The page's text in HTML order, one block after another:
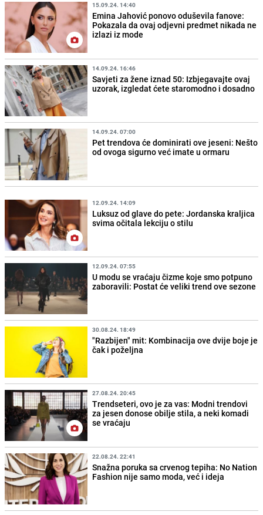
15.09.24. 14:40
Emina Jahović ponovo oduševila fanove:
Pokazala da ovaj odjevni predmet nikada ne
izlazi iz mode
14.09.24. 16:46
Savjeti za žene iznad 50: Izbjegavajte ovaj
uzorak, izgledat ćete staromodno i dosadno
14.09.24. 07:00
Pet trendova će dominirati ove jeseni: Nešto
od ovoga sigurno već imate u ormaru
12.09.24. 14:09
Luksuz od glave do pete: Jordanska kraljica
svima očitala lekciju o stilu
12.09.24. 07:55
U modu se vraćaju čizme koje smo potpuno
zaboravili: Postat će veliki trend ove sezone
30.08.24. 18:49
"Razbijen" mit: Kombinacija ove dvije boje je
čak i poželjna
27.08.24. 20:45
Trendseteri, ovo je za vas: Modni trendovi
za jesen donose obilje stila, a neki komadi
se vraćaju
22.08.24. 22:41
Snažna poruka sa crvenog tepiha: No Nation
Fashion nije samo moda, već i ideja